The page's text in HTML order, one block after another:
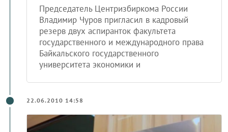
Председатель Центризбиркома России
Владимир Чуров пригласил в кадровый
резерв двух аспиранток факультета
государственного и международного права
Байкальского государственного
университета экономики и
22.06.2010 14:58